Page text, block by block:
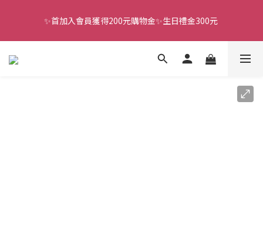
全館滿千免運
✨首加入會員獲得200元購物金✨生日禮金300元